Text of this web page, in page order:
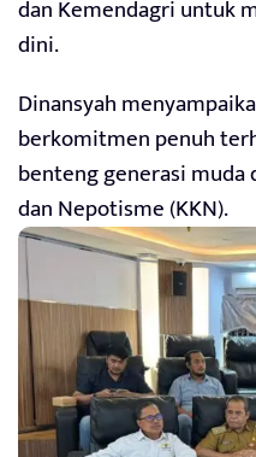
dan Kemendagri untuk
dini.
Dinansyah
berkomitmen penuh
benteng generasi muda
dan Nepotisme (KKN).